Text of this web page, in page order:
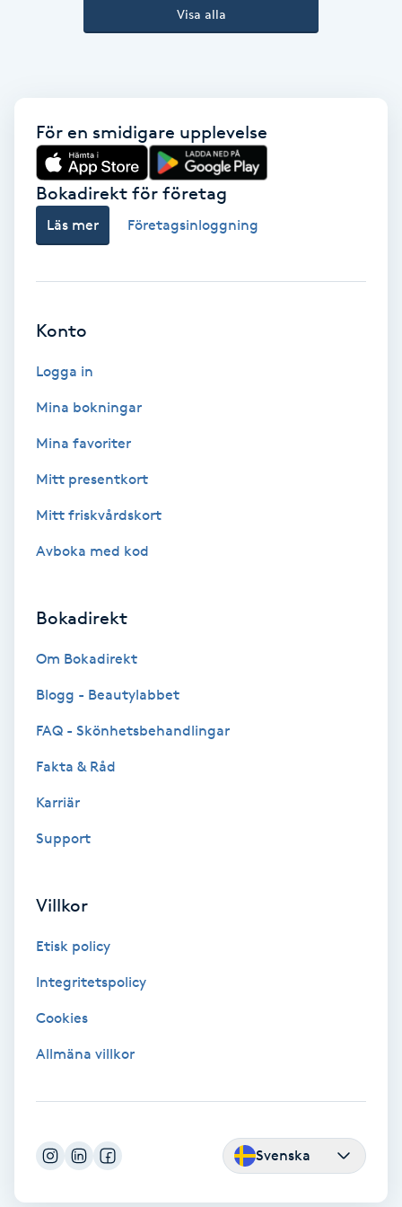
Kiropraktik
Klangmassage
Klippning
Klippning ungdom
Koppningsmassage
Kostrådgivning
Käkledsbehandling
Lashlift Keratin
LED-ljusterapi
Liktornar
LPG
LPG-massage
Luggklippning
Lymfmassage
Läpptatuering
Visa alla
För en smidigare upplevelse
Bokadirekt för företag
Läs mer Företagsinloggning
Konto
Logga in
Mina bokningar
Mina favoriter
Mitt presentkort
Mitt friskvårdskort
Avboka med kod
Bokadirekt
Om Bokadirekt
Blogg - Beautylabbet
FAQ - Skönhetsbehandlingar
Fakta & Råd
Karriär
Support
Villkor
Etisk policy
Integritetspolicy
Cookies
Allmäna villkor
Svenska